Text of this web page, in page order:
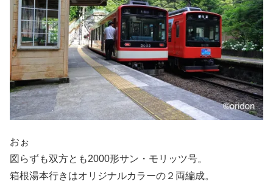
おぉ
図らずも双方とも2000形サン・モリッツ号。
箱根湯本行きはオリジナルカラーの２両編成。